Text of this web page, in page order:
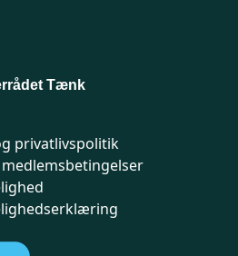
Tænk
privatlivspolitik